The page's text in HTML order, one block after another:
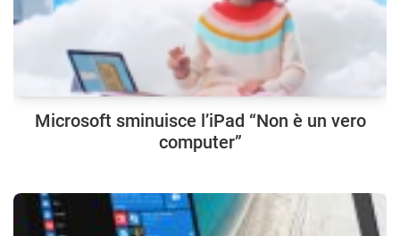
Microsoft sminuisce l’iPad “Non è un vero
computer”